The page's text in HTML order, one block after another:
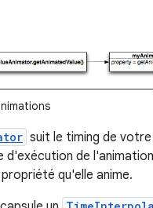
suit le timing de
d'exécution de
qu'elle anime.